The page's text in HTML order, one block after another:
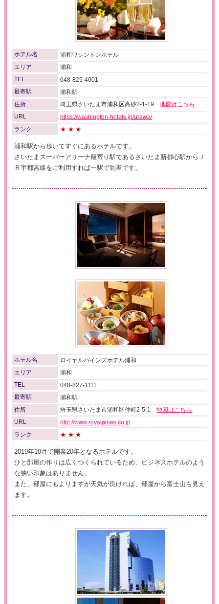
ホテル名
浦和ワシントンホテル
エリア
浦和
TEL
048-825-4001
最寄駅
浦和駅
住所
埼玉県さいたま市浦和区高砂2-1-19地図はこちら
URL
https://washington-hotels.jp/urawa/
ランク
★★★
浦和駅から歩いてすぐにあるホテルです。
さいたまスーパーアリーナ最寄り駅であるさいたま新都心駅からＪ
Ｒ宇都宮線をご利用すれば一駅で到着です。
ホテル名
ロイヤルパインズホテル浦和
エリア
浦和
TEL
048-827-1111
最寄駅
浦和駅
住所
埼玉県さいたま市浦和区仲町2-5-1地図はこちら
URL
http://www.royalpines.co.jp
ランク
★★★
2019年10月で開業20年となるホテルです。
ひと部屋の作りは広くつくられているため、ビジネスホテルのよう
な狭い印象はありません。
また、部屋にもよりますが天気が良ければ、部屋から富士山も見え
ます。